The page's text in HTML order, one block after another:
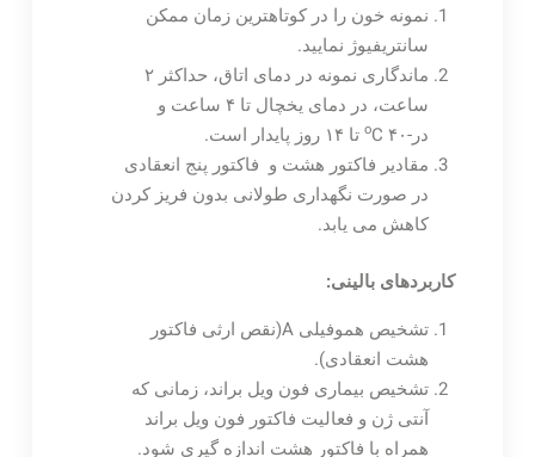
نمونه خون را در کوتاهترین زمان ممکن
سانتریفیوژ نمایید.
ماندگاری نمونه در دمای اتاق، حداکثر ۲
ساعت، در دمای یخچال تا ۴ ساعت و
در-۴۰
oC تا ۱۴ روز پایدار است.
مقادیر فاکتور هشت و فاکتور پنج انعقادی
در صورت نگهداری طولانی بدون فریز کردن
کاهش می یابد.
کاربردهای بالینی:
تشخیص هموفیلی A(نقص ارثی فاکتور
هشت انعقادی).
تشخیص بیماری فون ویل براند، زمانی که
آنتی ژن و فعالیت فاکتور فون ویل براند
همراه با فاکتور هشت اندازه گیری شود.